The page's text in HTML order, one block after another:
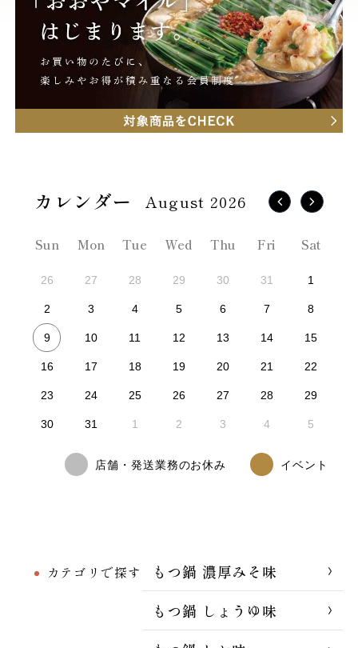
カテゴリで探す
もつ鍋 濃厚みそ味
もつ鍋 しょうゆ味
August 2026
Sun Mon Tue Wed Thu Fri Sat
26 27 28 29 30 31 1
2 3 4 5 6 7 8
9 10 11 12 13 14 15
16 17 18 19 20 21 22
23 24 25 26 27 28 29
30 31 1 2 3 4 5
店舗・発送業務のお休み イベント